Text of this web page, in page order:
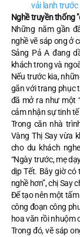
vải lanh trước
Nghề truyền thống
Những năm gần
nghề vẽ sáp ong ở
Sảng Pả A đang
khách trong và
Nếu trước kia,
gắn với trang phục
đã mở ra như một
cảm nhận sự tinh
Trong căn nhà
Vàng Thị Say vừa
cho du khách
“Ngày trước, mẹ
dịp Tết. Bây giờ có
nghề hơn”, chị Say
Để tạo nên một
công đoạn công
hoa văn rồi nhuộm
Trong đó, vẽ sáp